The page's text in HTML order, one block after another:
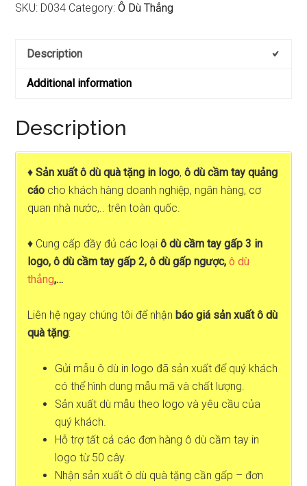
SKU: D034 Category:Ô Dù Thẳng
Description
Additional information
Description
♦Sản xuất ô dù quà tặng in logo,ô dù cầm tay quảng
cáo cho khách hàng doanh nghiệp, ngân hàng, cơ
quan nhà nước,.. trên toàn quốc.
♦ Cung cấp đầy đủ các loạiô dù cầm tay gấp 3 in
logo, ô dù cầm tay gấp 2, ô dù gấp ngược,ô dù
thẳng,…
Liên hệ ngay chúng tôi để nhận báo giá sản xuất ô dù
quà tặng:
Gửi mẫu ô dù in logo đã sản xuất để quý khách
có thể hình dung mẫu mã và chất lượng.
Sản xuất dù mẫu theo logo và yêu cầu của
quý khách.
Hỗ trợ tất cả các đơn hàng ô dù cầm tay in
logo từ 50 cây.
Nhận sản xuất ô dù quà tặng cần gấp – đơn